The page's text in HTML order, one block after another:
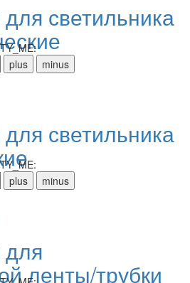
светильника
светильника
для
ленты/трубки